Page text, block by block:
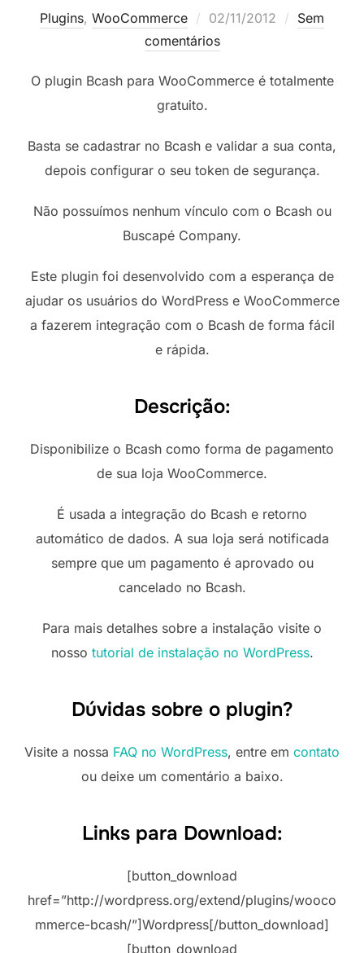
Plugins, WooCommerce
Postado
em
02/11/2012
Sem
comentários
O plugin Bcash para WooCommerce é totalmente
gratuito.
Basta se cadastrar no Bcash e validar a sua conta,
depois configurar o seu token de segurança.
Não possuímos nenhum vínculo com o Bcash ou
Buscapé Company.
Este plugin foi desenvolvido com a esperança de
ajudar os usuários do WordPress e WooCommerce
a fazerem integração com o Bcash de forma fácil
e rápida.
Descrição:
Disponibilize o Bcash como forma de pagamento
de sua loja WooCommerce.
É usada a integração do Bcash e retorno
automático de dados. A sua loja será notificada
sempre que um pagamento é aprovado ou
cancelado no Bcash.
Para mais detalhes sobre a instalação visite o
nosso tutorial de instalação no WordPress.
Dúvidas sobre o plugin?
Visite a nossa FAQ no WordPress, entre em contato
ou deixe um comentário a baixo.
Links para Download:
[button_download
href=”http://wordpress.org/extend/plugins/wooco
mmerce-bcash/”]Wordpress[/button_download]
[button_download